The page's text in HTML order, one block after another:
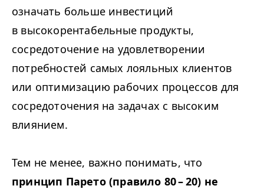
означать больше инвестиций
в высокорентабельные продукты,
сосредоточение на удовлетворении
потребностей самых лояльных клиентов
или оптимизацию рабочих процессов для
сосредоточения на задачах с высоким
влиянием.
Тем не менее, важно понимать, что
принцип Парето (правило 80 – 20) не